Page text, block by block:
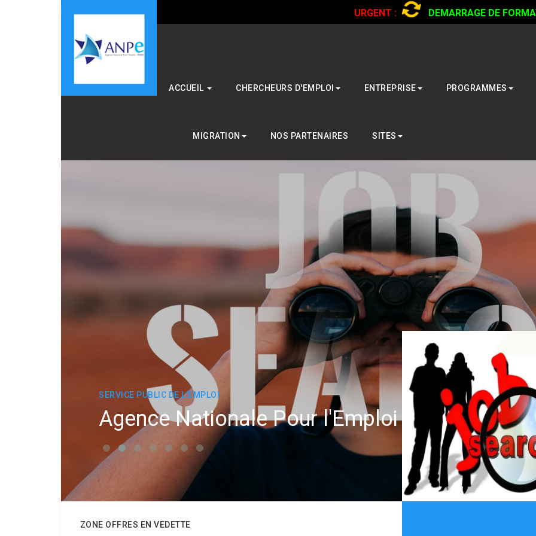
URGENT :
DEMARRAGE DE
CAMIONS...CLIQUER POUR LIRE
ACCUEIL CHERCHEURS D'EMPLOI ENTREPRISE PROGRAMMES
MIGRATION NOS PARTENAIRES SITES
SERVICE PUBLIC DE L'EMPLOI
Agence Nationale Pour l'Emploi
ZONE OFFRES EN VEDETTE